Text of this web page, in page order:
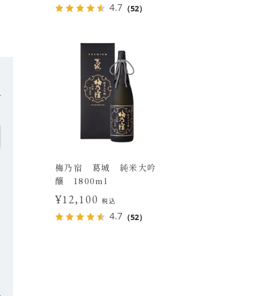
4.7 （52）
梅乃宿 葛城 純米大吟
醸 1800ml
¥12,100税込
4.7 （52）